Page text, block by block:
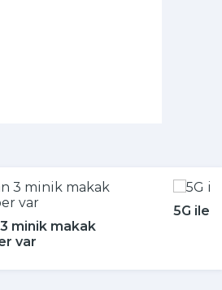
minik makak
var
5G ile